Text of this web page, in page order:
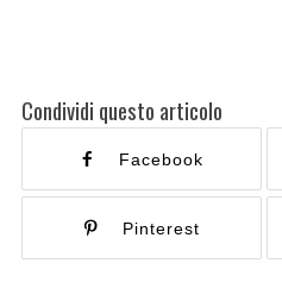
Condividi questo articolo
Facebook
Pinterest